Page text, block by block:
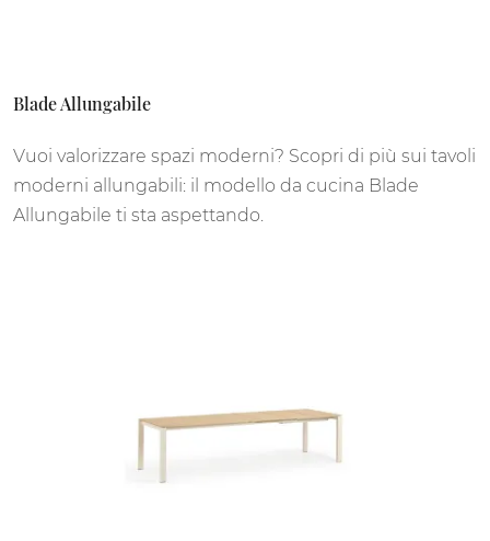
Blade Allungabile
Vuoi valorizzare spazi moderni? Scopri di più sui tavoli
moderni allungabili: il modello da cucina Blade
Allungabile ti sta aspettando.